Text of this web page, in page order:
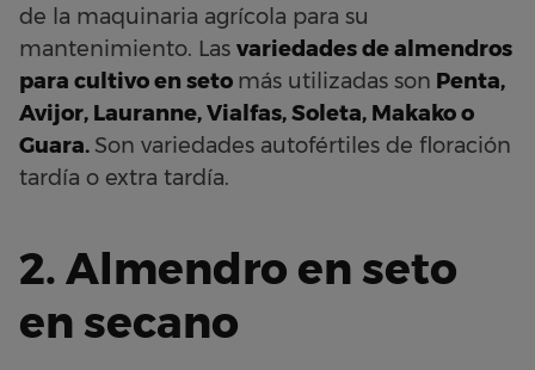
de la maquinaria agrícola para su
mantenimiento. Las variedades de almendros
para cultivo en seto más utilizadas son Penta,
Avijor, Lauranne, Vialfas, Soleta, Makako o
Guara. Son variedades autofértiles de floración
tardía o extra tardía.
2. Almendro en seto
en secano